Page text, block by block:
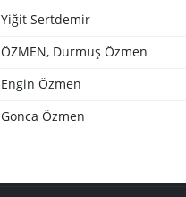
Yiğit Sertdemir
ÖZMEN, Durmuş Özmen
Engin Özmen
Gonca Özmen